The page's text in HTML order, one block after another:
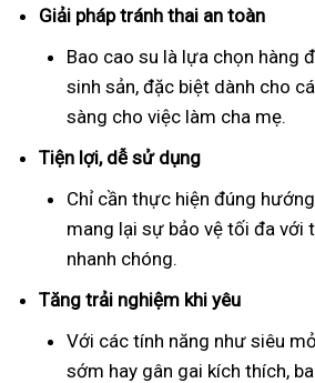
Giải pháp tránh thai an toàn
Bao cao su là lựa chọn hàng
sinh sản, đặc biệt dành cho
sàng cho việc làm cha mẹ.
Tiện lợi, dễ sử dụng
Chỉ cần thực hiện đúng
mang lại sự bảo vệ tối đa với
nhanh chóng.
Tăng trải nghiệm khi yêu
Với các tính năng như siêu
sớm hay gân gai kích thích,